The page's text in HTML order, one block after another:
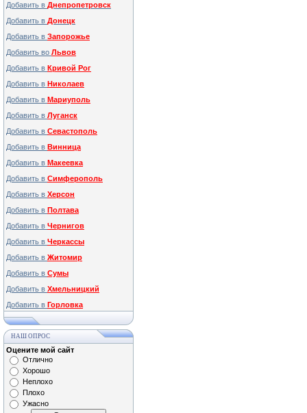
Добавить в Днепропетровск
Добавить в Донецк
Добавить в Запорожье
Добавить во Львов
Добавить в Кривой Рог
Добавить в Николаев
Добавить в Мариуполь
Добавить в Луганск
Добавить в Севастополь
Добавить в Винница
Добавить в Макеевка
Добавить в Симферополь
Добавить в Херсон
Добавить в Полтава
Добавить в Чернигов
Добавить в Черкассы
Добавить в Житомир
Добавить в Сумы
Добавить в Хмельницкий
Добавить в Горловка
НАШ ОПРОС
Оцените мой сайт
Отлично
Хорошо
Неплохо
Плохо
Ужасно